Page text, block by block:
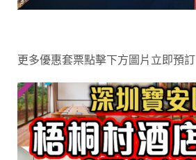
更多優惠套票點擊下方圖片立即預訂